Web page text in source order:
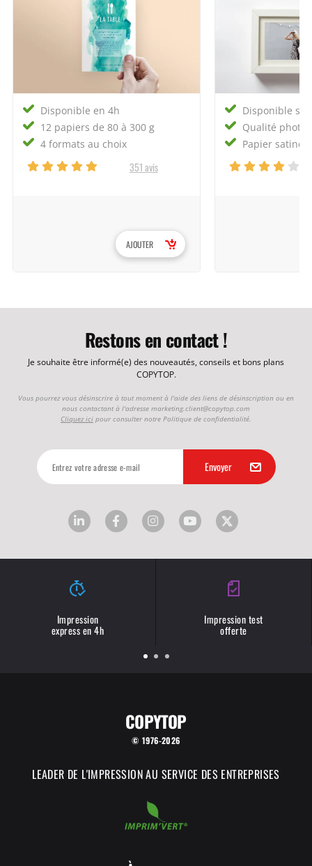
Disponible en 4h
12 papiers de 80 à 300 g
4 formats au choix
351 avis
AJOUTER
Disponible
Qualité photo
Papier satiné
Restons en contact !
Je souhaite être informé(e) des nouveautés, conseils et bons plans
COPYTOP.
Vous pourrez vous désinscrire à tout moment à l'aide des liens de désinscription ou en
nous contactant à l'adresse marketing.client@copytop.com
Cliquez ici pour consulter notre Politique de confidentialité.
Impression
express en 4h
Impression test
offerte
COPYTOP
© 1976-2026
LEADER DE L'IMPRESSION AU SERVICE DES ENTREPRISES